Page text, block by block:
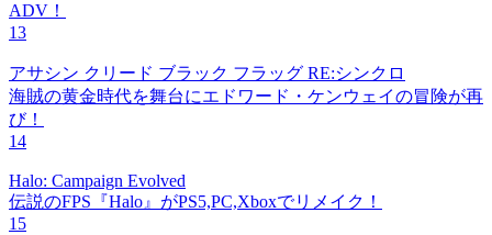
ADV！
13
アサシン クリード ブラック フラッグ RE:シンクロ
海賊の黄金時代を舞台にエドワード・ケンウェイの冒険が再
び！
14
Halo: Campaign Evolved
伝説のFPS『Halo』がPS5,PC,Xboxでリメイク！
15